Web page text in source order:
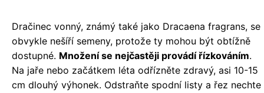
Dračinec vonný, známý také jako Dracaena fragrans, se
obvykle nešíří semeny, protože ty mohou být obtížně
dostupné. Množení se nejčastěji provádí řízkováním.
Na jaře nebo začátkem léta odřízněte zdravý, asi 10-15
cm dlouhý výhonek. Odstraňte spodní listy a řez nechte